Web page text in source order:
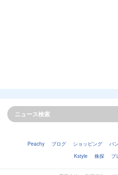
Peachy ブログ ショッピング バ
Kstyle
株探 プ